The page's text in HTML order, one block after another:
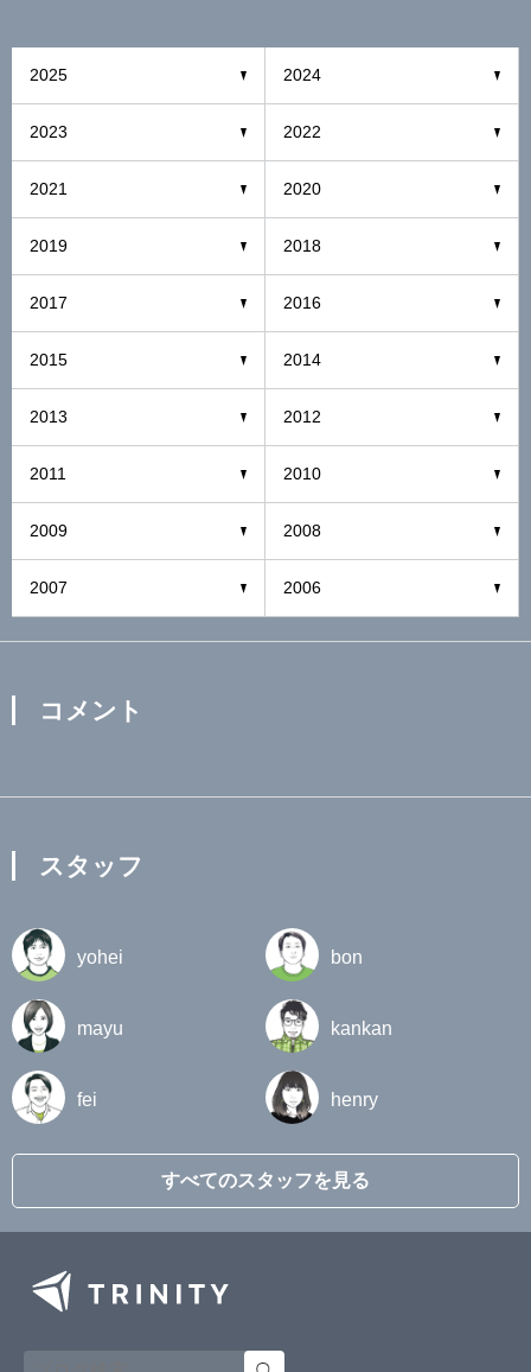
2025 2024
2023 2022
2021 2020
2019 2018
2017 2016
2015 2014
2013 2012
2011 2010
2009 2008
2007 2006
コメント
スタッフ
yohei bon
mayu kankan
fei henry
すべてのスタッフを見る